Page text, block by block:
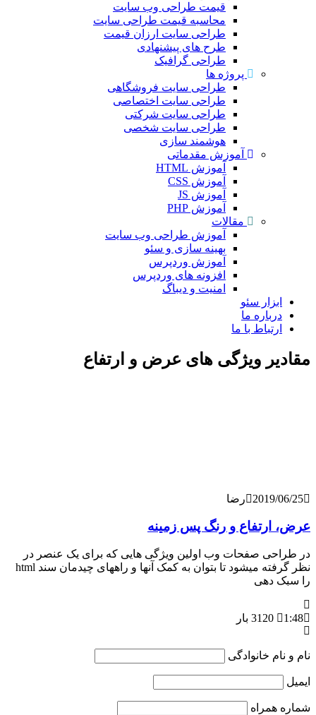
قیمت طراحی وب سایت
محاسبه قیمت طراحی سایت
طراحی سایت ارزان قیمت
طرح های پیشنهادی
طراحی گرافیک
پروژه ها
طراحی سایت فروشگاهی
طراحی سایت اختصاصی
طراحی سایت شرکتی
طراحی سایت شخصی
هوشمند سازی
آموزش مقدماتی
آموزش HTML
آموزش CSS
آموزش JS
آموزش PHP
مقالات
آموزش طراحی وب سایت
بهینه سازی و سئو
آموزش وردپرس
افزونه های وردپرس
امنیت و دیباگ
سئو
ما
با ما
ویژگی های عرض و ارتفاع
رضا
و رنگ پس زمینه
صفحات وب اولین ویژگی هایی که برای یک عنصر در
نظر گرفته میشود تا بتوان به کمک آنها و راههای چیدمان سند html
دهی
خانوادگی